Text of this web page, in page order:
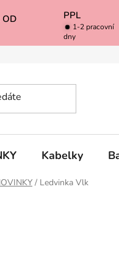
OD
PPL
1-2 pracovní
dny
Kabelky
/ Ledvinka Vlk